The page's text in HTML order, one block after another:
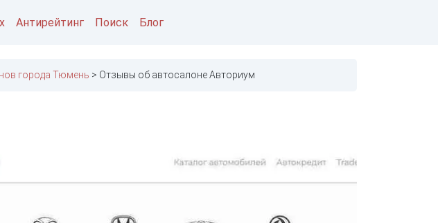
Антирейтинг Поиск Блог
города Тюмень Отзывы об автосалоне Авториум